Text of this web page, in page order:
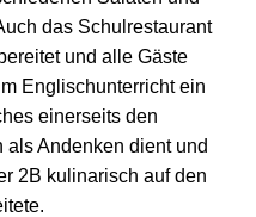
das Schulrestaurant
und alle Gäste
Englischunterricht ein
einerseits den
Andenken dient und
2B kulinarisch auf den